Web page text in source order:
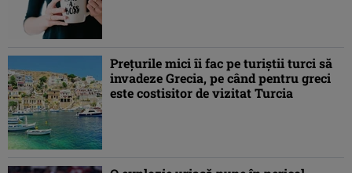
Prețurile mici îi fac pe turiștii turci să
invadeze Grecia, pe când pentru greci
este costisitor de vizitat Turcia